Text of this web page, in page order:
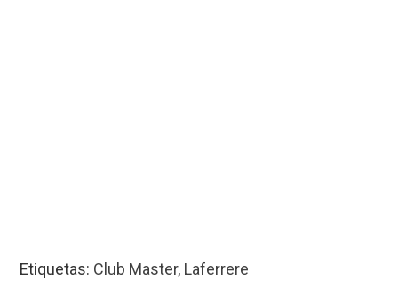
Etiquetas: Club Master, Laferrere